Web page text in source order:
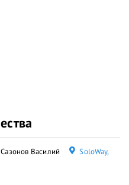
Сазонов Василий
SoloWay,